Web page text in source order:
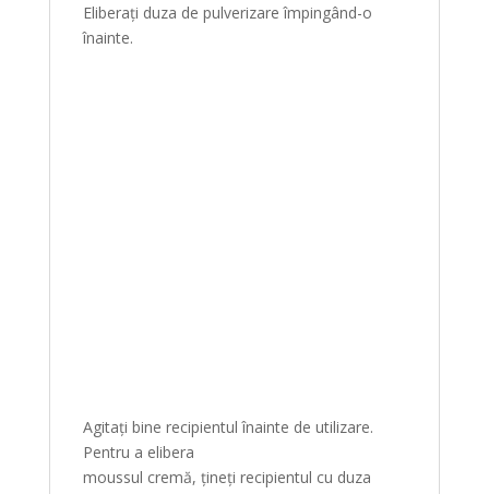
Eliberați duza de pulverizare împingând-o
înainte.
Agitați bine recipientul înainte de utilizare.
Pentru a elibera
moussul cremă, țineți recipientul cu duza